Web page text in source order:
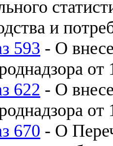
и
593 - О
622 - О
от
670 - О